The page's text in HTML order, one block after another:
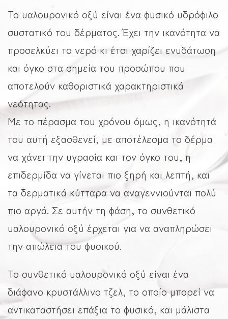
Το υαλουρονικό οξύ είναι ένα φυσικό υδρόφιλο
συστατικό του δέρματος. Έχει την ικανότητα να
προσελκύει το νερό κι έτσι χαρίζει ενυδάτωση
και όγκο στα σημεία του προσώπου που
αποτελούν καθοριστικά χαρακτηριστικά
νεότητας.
Με το πέρασμα του χρόνου όμως, η ικανότητά
του αυτή εξασθενεί, με αποτέλεσμα το δέρμα
να χάνει την υγρασία και τον όγκο του, η
επιδερμίδα να γίνεται πιο ξηρή και λεπτή, και
τα δερματικά κύτταρα να αναγεννιούνται πολύ
πιο αργά. Σε αυτήν τη φάση, το συνθετικό
υαλουρονικό οξύ έρχεται για να αναπληρώσει
την απώλεια του φυσικού.
Το συνθετικό υαλουρονικό οξύ είναι ένα
διάφανο κρυστάλλινο τζελ, το οποίο μπορεί να
αντικαταστήσει επάξια το φυσικό, και μάλιστα